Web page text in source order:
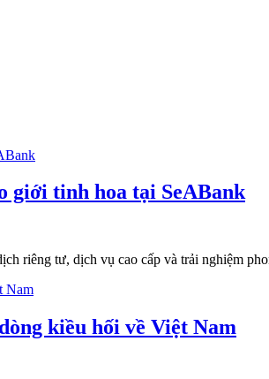
giới tinh hoa tại SeABank
riêng tư, dịch vụ cao cấp và trải nghiệm
kiều hối về Việt Nam